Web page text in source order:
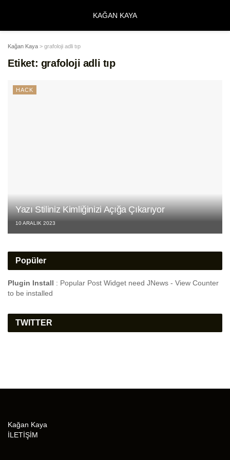
KAĞAN KAYA
Kağan Kaya > grafoloji adli tıp
Etiket: grafoloji adli tıp
HACK
Yazı Stiliniz Kimliğinizi Açığa Çıkarıyor
10 ARALIK 2023
Popüler
Plugin Install : Popular Post Widget need JNews - View Counter
to be installed
TWITTER
Kağan Kaya
İLETİŞİM